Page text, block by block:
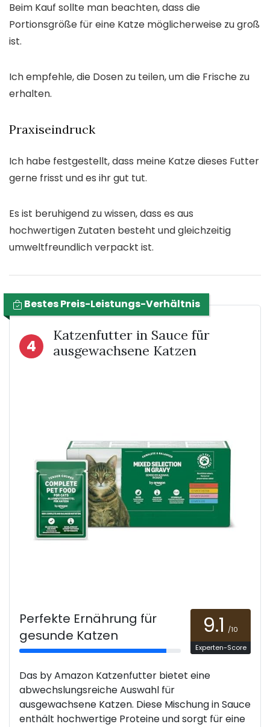
Beim Kauf sollte man beachten, dass die
Portionsgröße für eine Katze möglicherweise zu groß
ist.
Ich empfehle, die Dosen zu teilen, um die Frische zu
erhalten.
Praxiseindruck
Ich habe festgestellt, dass meine Katze dieses Futter
gerne frisst und es ihr gut tut.
Es ist beruhigend zu wissen, dass es aus
hochwertigen Zutaten besteht und gleichzeitig
umweltfreundlich verpackt ist.
Bestes Preis-Leistungs-Verhältnis
4
Katzenfutter in Sauce für
ausgewachsene Katzen
Perfekte Ernährung für
gesunde Katzen
9.1 /10
Experten-Score
Das by Amazon Katzenfutter bietet eine
abwechslungsreiche Auswahl für
ausgewachsene Katzen. Diese Mischung in Sauce
enthält hochwertige Proteine und sorgt für eine